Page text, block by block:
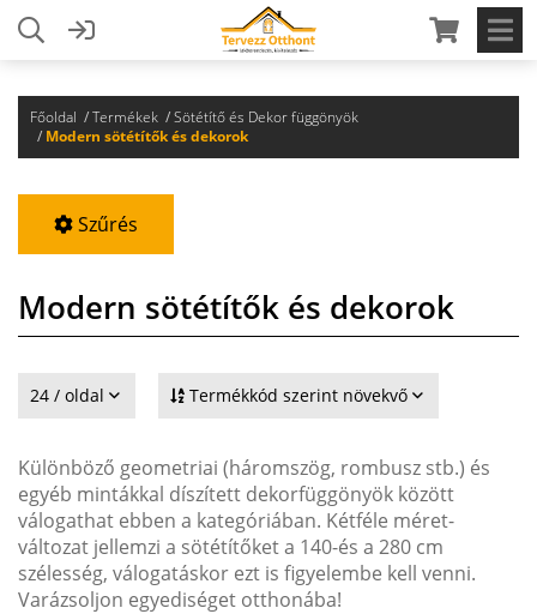
Főoldal Termékek
Sötétítő és Dekor függönyök
Modern sötétítők és dekorok
Szűrés
Modern sötétítők és dekorok
24 / oldal Termékkód szerint növekvő
Különböző geometriai (háromszög, rombusz stb.) és
egyéb mintákkal díszített dekorfüggönyök között
válogathat ebben a kategóriában. Kétféle méret-
változat jellemzi a sötétítőket a 140-és a 280 cm
szélesség, válogatáskor ezt is figyelembe kell venni.
Varázsoljon egyediséget otthonába!